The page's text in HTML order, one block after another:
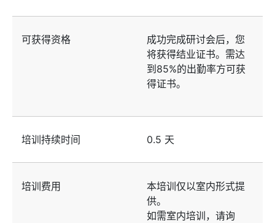
可获得资格
成功完成研讨会后，您
将获得结业证书。需达
到85%的出勤率方可获
得证书。
培训持续时间 0.5 天
培训费用
本培训仅以室内形式提
供。
如需室内培训，请询